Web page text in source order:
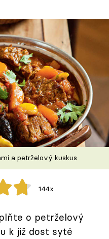
a petrželový kuskus
144x
o petrželový
k již dost syté